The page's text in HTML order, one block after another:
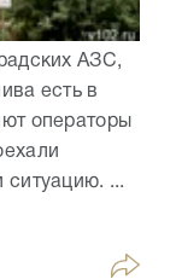
АЗС,
есть в
операторы
ситуацию. ...